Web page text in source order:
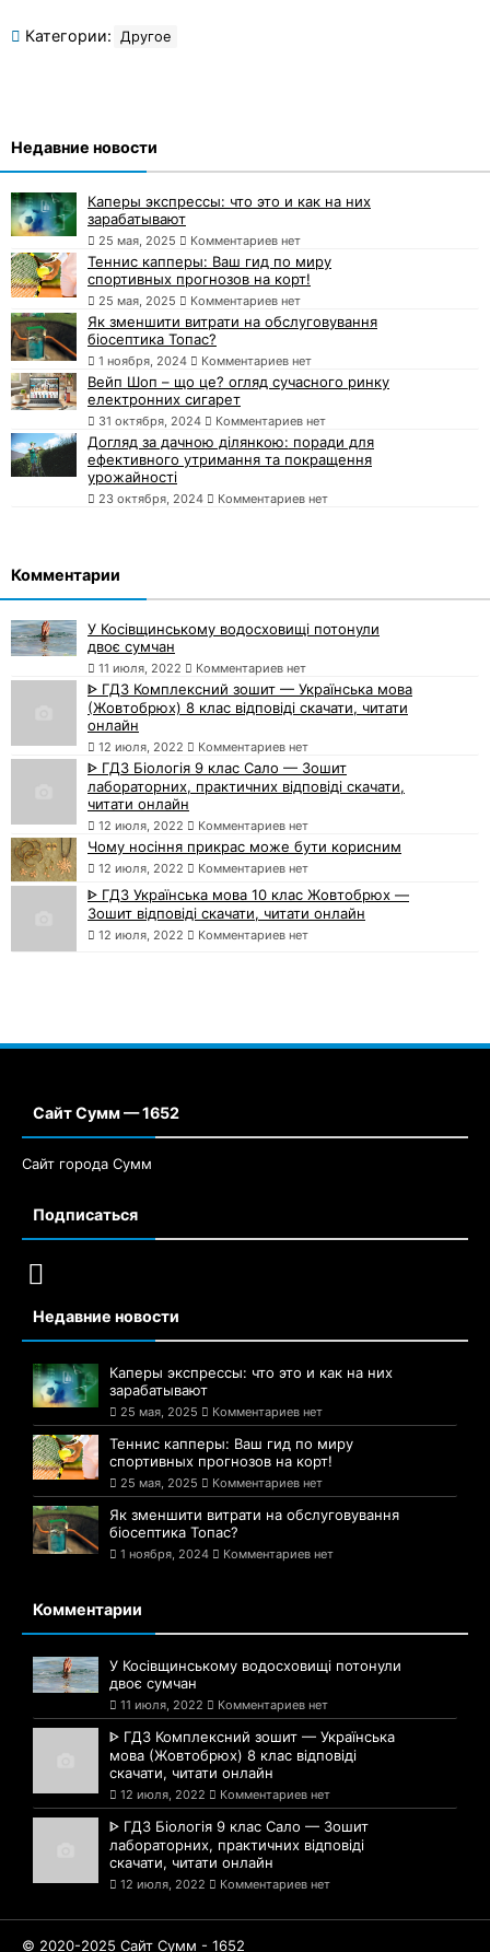
Категории: Другое
Недавние новости
Каперы экспрессы: что это и как на них
зарабатывают
25 мая, 2025 Комментариев нет
Теннис капперы: Ваш гид по миру
спортивных прогнозов на корт!
25 мая, 2025 Комментариев нет
Як зменшити витрати на обслуговування
біосептика Топас?
1 ноября, 2024 Комментариев нет
Вейп Шоп – що це? огляд сучасного ринку
електронних сигарет
31 октября, 2024 Комментариев нет
Догляд за дачною ділянкою: поради для
ефективного утримання та покращення
урожайності
23 октября, 2024 Комментариев нет
Комментарии
У Косівщинському водосховищі потонули
двоє сумчан
11 июля, 2022 Комментариев нет
ᐈ ГДЗ Комплексний зошит — Українська мова
(Жовтобрюх) 8 клас відповіді скачати, читати
онлайн
12 июля, 2022 Комментариев нет
ᐈ ГДЗ Біологія 9 клас Сало — Зошит
лабораторних, практичних відповіді скачати,
читати онлайн
12 июля, 2022 Комментариев нет
Чому носіння прикрас може бути корисним
12 июля, 2022 Комментариев нет
ᐈ ГДЗ Українська мова 10 клас Жовтобрюх —
Зошит відповіді скачати, читати онлайн
12 июля, 2022 Комментариев нет
Сайт Сумм — 1652
Сайт города Сумм
Подписаться
Недавние новости
Каперы экспрессы: что это и как на них
зарабатывают
25 мая, 2025 Комментариев нет
Теннис капперы: Ваш гид по миру
спортивных прогнозов на корт!
25 мая, 2025 Комментариев нет
Як зменшити витрати на обслуговування
біосептика Топас?
1 ноября, 2024 Комментариев нет
Комментарии
У Косівщинському водосховищі потонули
двоє сумчан
11 июля, 2022 Комментариев нет
ᐈ ГДЗ Комплексний зошит — Українська
мова (Жовтобрюх) 8 клас відповіді
скачати, читати онлайн
12 июля, 2022 Комментариев нет
ᐈ ГДЗ Біологія 9 клас Сало — Зошит
лабораторних, практичних відповіді
скачати, читати онлайн
12 июля, 2022 Комментариев нет
© 2020-2025 Сайт Сумм - 1652